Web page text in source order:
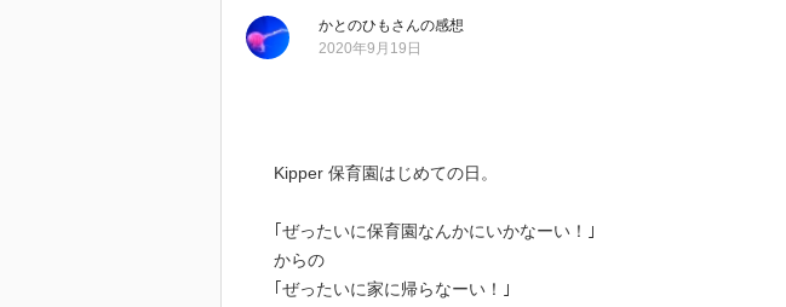
かとのひも さんの感想
2020年9月19日
Kipper 保育園はじめての日。
｢ぜったいに保育園なんかにいかなーい！｣
からの
｢ぜったいに家に帰らなーい！｣